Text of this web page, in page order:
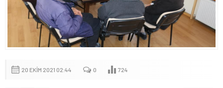
20 EKIM 2021 02:44 0 724